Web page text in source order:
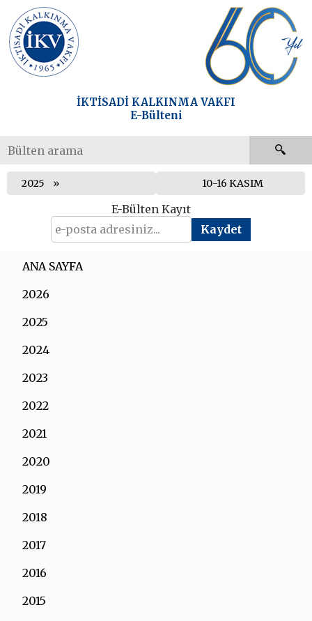
İKTİSADİ KALKINMA VAKFI
E-Bülteni
2025 10-16 KASIM
E-Bülten Kayıt
ANA SAYFA
2026
2025
2024
2023
2022
2021
2020
2019
2018
2017
2016
2015